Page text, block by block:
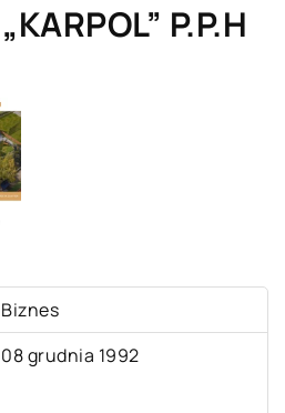
P.P.H
Biznes
08 grudnia 1992